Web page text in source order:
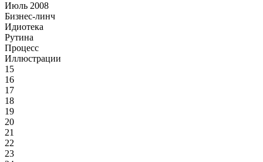
Июль 2008
Бизнес-линч
Идиотека
Рутина
Процесс
Иллюстрации
15
16
17
18
19
20
21
22
23